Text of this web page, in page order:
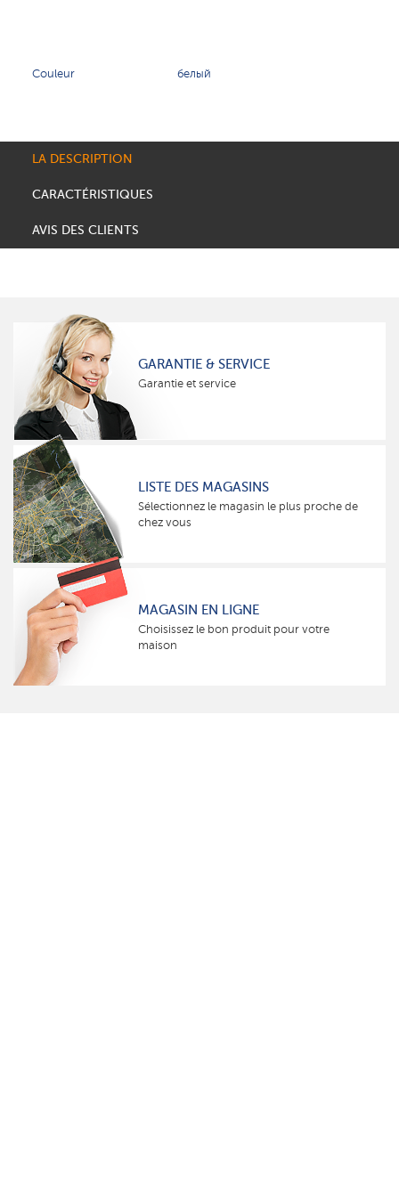
Couleur белый
LA DESCRIPTION
CARACTÉRISTIQUES
AVIS DES CLIENTS
GARANTIE & SERVICE
Garantie et service
LISTE DES MAGASINS
Sélectionnez le magasin le plus proche de
chez vous
MAGASIN EN LIGNE
Choisissez le bon produit pour votre
maison